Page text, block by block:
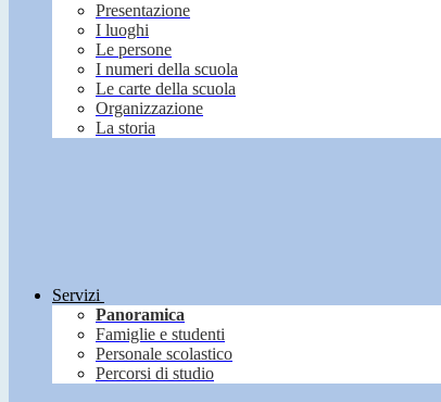
Presentazione
I luoghi
Le persone
I numeri della scuola
Le carte della scuola
Organizzazione
La storia
Servizi
Panoramica
Famiglie e studenti
Personale scolastico
Percorsi di studio